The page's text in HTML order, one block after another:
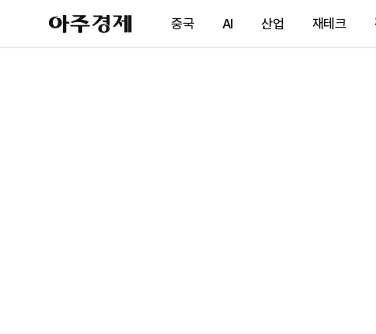
아
주
제
중국 AI 산업 재테크